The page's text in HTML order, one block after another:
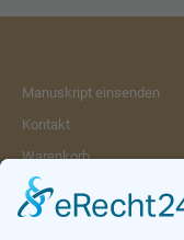
Manuskript einsenden
Kontakt
Warenkorb
Konto
Merkzettel